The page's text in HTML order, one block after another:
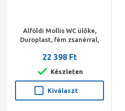
Alföldi Mollis WC ülőke,
Duroplast, fém zsanérral,
Release rendszerrel, fehér
22 398 Ft
Készleten
Kiválaszt